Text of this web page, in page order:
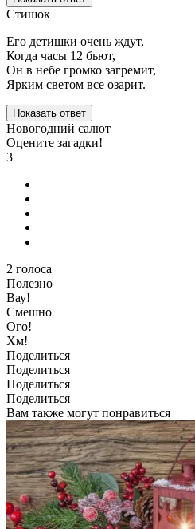
Стишок
Его детишки очень ждут,
Когда часы 12 бьют,
Он в небе громко загремит,
Ярким светом все озарит.
Показать ответ
Новогодний салют
Оцените загадки!
3
2 голоса
Полезно
Вау!
Смешно
Ого!
Хм!
Поделиться
Поделиться
Поделиться
Поделиться
Вам также могут понравиться